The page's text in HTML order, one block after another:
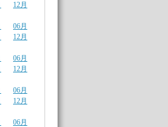
12月
06月
12月
06月
12月
06月
12月
06月